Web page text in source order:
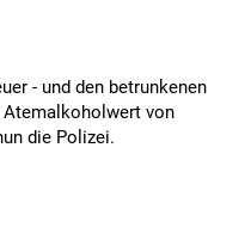
- und den betrunkenen
Atemalkoholwert von
die Polizei.